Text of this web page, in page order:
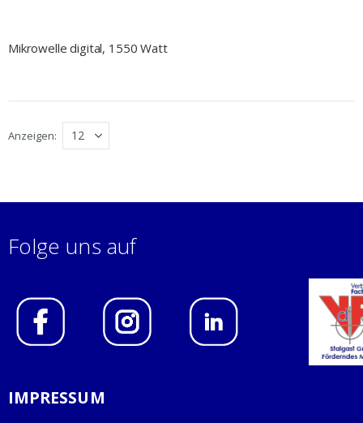
Mikrowelle digital, 1550 Watt
Anzeigen
Folge uns auf
IMPRESSUM